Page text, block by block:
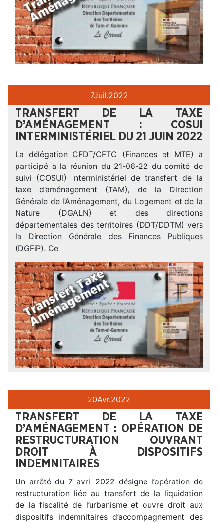
7Juil.2022
TRANSFERT DE LA TAXE
D’AMÉNAGEMENT : COSUI
INTERMINISTÉRIEL DU 21 JUIN 2022
La délégation CFDT/CFTC (Finances et MTE) a
participé à la réunion du 21-06-22 du comité de
suivi (COSUI) interministériel de transfert de la
taxe d’aménagement (TAM), de la Direction
Générale de l’Aménagement, du Logement et de la
Nature (DGALN) et des directions
départementales des territoires (DDT/DDTM) vers
la Direction Générale des Finances Publiques
(DGFiP). Ce
20Avr.2022
TRANSFERT DE LA TAXE
D’AMÉNAGEMENT : OPÉRATION DE
RESTRUCTURATION OUVRANT
DROIT À DISPOSITIFS
INDEMNITAIRES
Un arrêté du 7 avril 2022 désigne l’opération de
restructuration liée au transfert de la liquidation
de la fiscalité de l’urbanisme et ouvre droit aux
dispositifs indemnitaires d’accompagnement des